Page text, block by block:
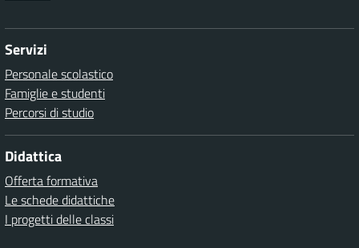
Servizi
Personale scolastico
Famiglie e studenti
Percorsi di studio
Didattica
Offerta formativa
Le schede didattiche
I progetti delle classi